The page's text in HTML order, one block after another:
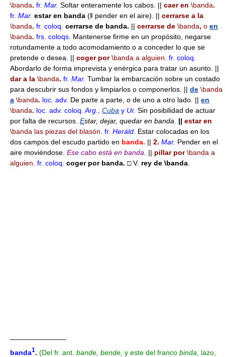
\banda. fr. Mar. Soltar enteramente los cabos. || caer en \banda.
fr. Mar. estar en banda (ǁ pender en el aire). || cerrarse a la
\banda. fr. coloq. cerrarse de banda. || cerrarse de \banda, o en
\banda. frs. coloqs. Mantenerse firme en un propósito, negarse
rotundamente a todo acomodamiento o a conceder lo que se
pretende o desea. || coger por\banda a alguien. fr. coloq.
Abordarlo de forma imprevista y enérgica para tratar un asunto. ||
dar a la \banda. fr. Mar. Tumbar la embarcación sobre un costado
para descubrir sus fondos y limpiarlos o componerlos. || de \banda
a \banda. loc. adv. De parte a parte, o de uno a otro lado. || en
\banda. loc. adv. coloq. Arg. Cuba y Ur. Sin posibilidad de actuar
por falta de recursos. Estar, dejar, quedar en banda. || estar en
\banda las piezas del blasón. fr. Heráld. Estar colocadas en los
dos campos del escudo partido en banda. || 2. Mar. Pender en el
aire moviéndose. Ese cabo está en banda. || pillar por\banda a
alguien. fr. coloq. coger por banda. □ V. rey de \banda
————————
banda1. (Del fr. ant. bande, bende, y este del franco binda , lazo,